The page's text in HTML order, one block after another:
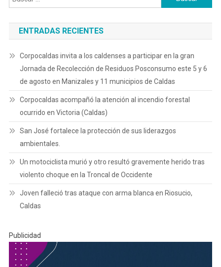
ENTRADAS RECIENTES
Corpocaldas invita a los caldenses a participar en la gran
Jornada de Recolección de Residuos Posconsumo este 5 y 6
de agosto en Manizales y 11 municipios de Caldas
Corpocaldas acompañó la atención al incendio forestal
ocurrido en Victoria (Caldas)
San José fortalece la protección de sus liderazgos
ambientales.
Un motociclista murió y otro resultó gravemente herido tras
violento choque en la Troncal de Occidente
Joven falleció tras ataque con arma blanca en Riosucio,
Caldas
Publicidad